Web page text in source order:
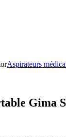
Aspirateurs
Gima